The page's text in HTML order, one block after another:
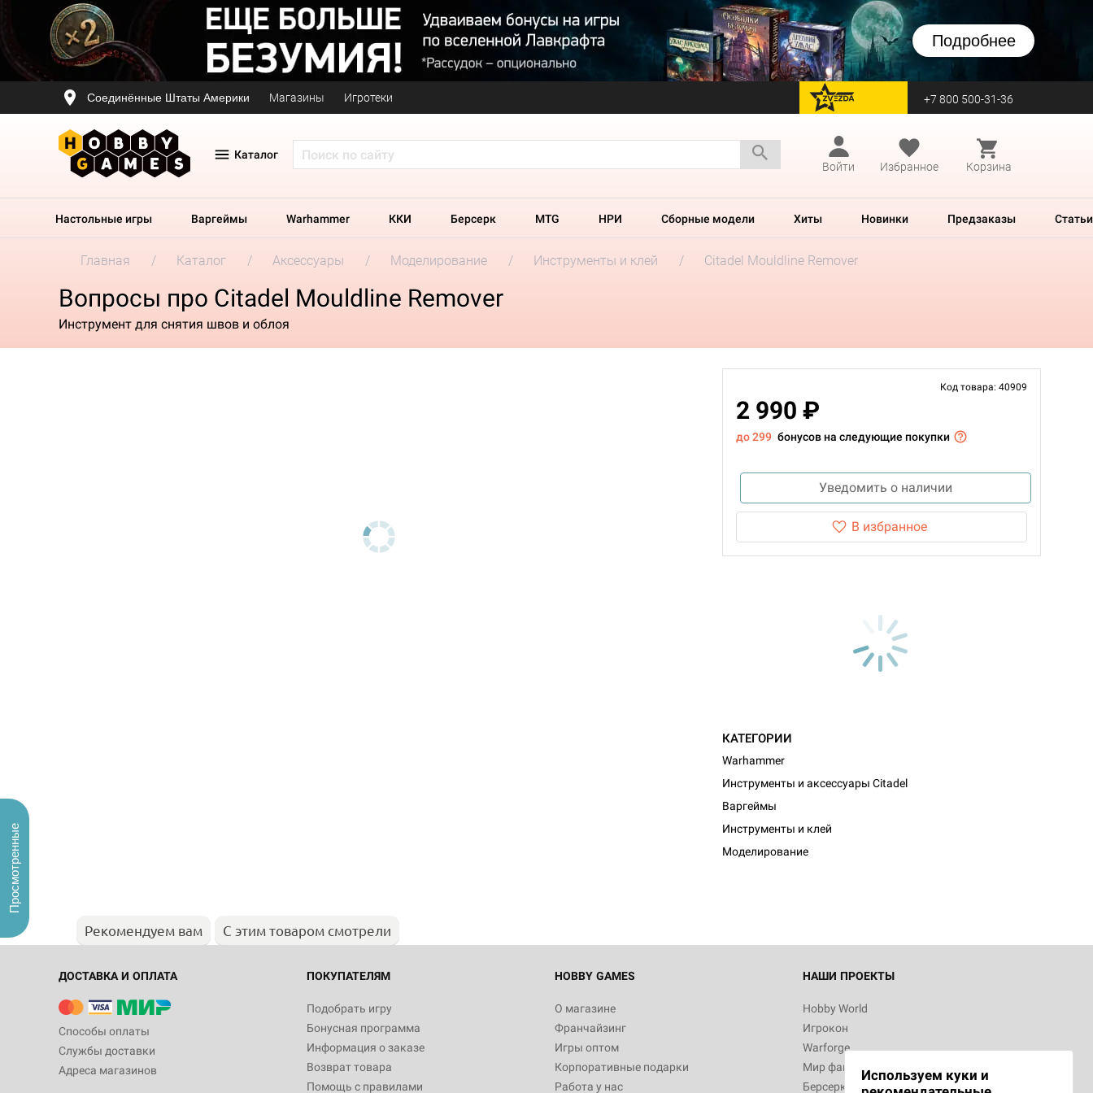
Подробнее
Соединённые Штаты Америки Магазины Игротеки перейти на Zvezda +7 800 500-31-36
Каталог
Войти
Избранное Корзина
Настольные игры Варгеймы Warhammer ККИ Берсерк MTG НРИ Сборные модели Хиты Новинки Предзаказы Статьи
Главная Каталог Аксессуары Моделирование Инструменты и клей Citadel Mouldline Remover
Вопросы про Citadel Mouldline Remover
Инструмент для снятия швов и облоя
Код товара: 40909
2 990 ₽
до 299 бонусов на следующие покупки
Уведомить о наличии
В избранное
КАТЕГОРИИ
Warhammer
Инструменты и аксессуары Citadel
Варгеймы
Инструменты и клей
Моделирование
Рекомендуем вам С этим товаром смотрели
ДОСТАВКА И ОПЛАТА
Способы оплаты
Службы доставки
Адреса магазинов
ПОКУПАТЕЛЯМ
Подобрать игру
Бонусная программа
Информация о заказе
Возврат товара
Помощь с правилами
HOBBY GAMES
О магазине
Франчайзинг
Игры оптом
Корпоративные подарки
Работа у нас
НАШИ ПРОЕКТЫ
Hobby World
Игрокон
Warforge
Мир фантастики
Берсерк
Используем куки и
Просмотренные
Настольная игра Hobby World Журнал
"Мир фантастики. Спецвыпуск: Братья
империи: Боевая тревога
799
Настольная игра Hobby World Сумерки
империи. Четвёртая редакция: Грозовой
Рубеж
12 990